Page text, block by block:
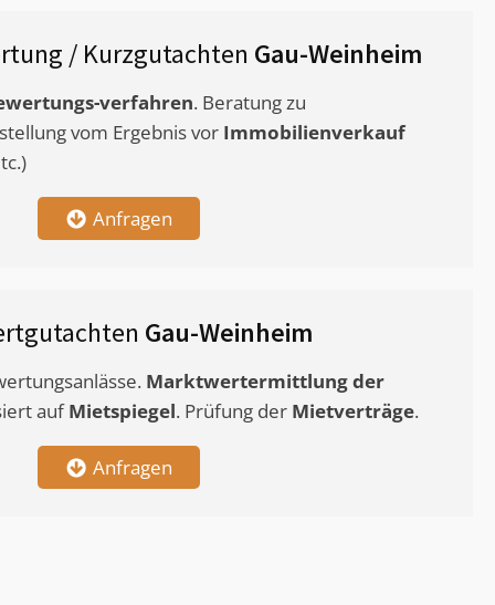
/ Kurzgutachten Gau-Weinheim
verfahren. Beratung zu
vom Ergebnis vor Immobilienverkauf
Anfragen
Gau-Weinheim
Marktwertermittlungder
aufMietspiegel. Prüfung der Mietverträge.
Anfragen